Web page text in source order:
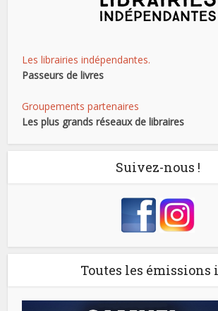
Les librairies indépendantes.
Passeurs de livres
Groupements partenaires
Les plus grands réseaux de libraires
Suivez-nous !
Toutes les émissions